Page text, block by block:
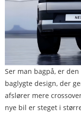
Ser man bagpå, er
baglygte design, der
afslører mere
nye bil er steget i